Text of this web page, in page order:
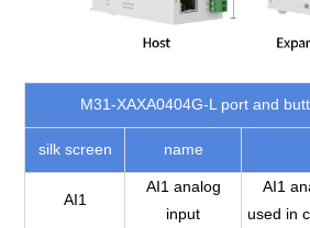
M31-XAXA0404G-L port and
silk screen name
AI1
AI1 analog
input
AI1
used in